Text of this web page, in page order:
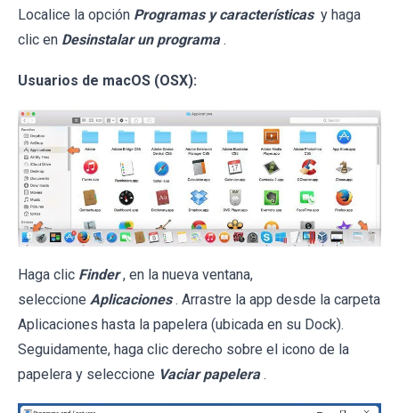
Localice la opción Programas y características y haga
clic en Desinstalar un programa .
Usuarios de macOS (OSX):
Haga clic Finder , en la nueva ventana,
seleccione Aplicaciones . Arrastre la app desde la carpeta
Aplicaciones hasta la papelera (ubicada en su Dock).
Seguidamente, haga clic derecho sobre el icono de la
papelera y seleccione Vaciar papelera .